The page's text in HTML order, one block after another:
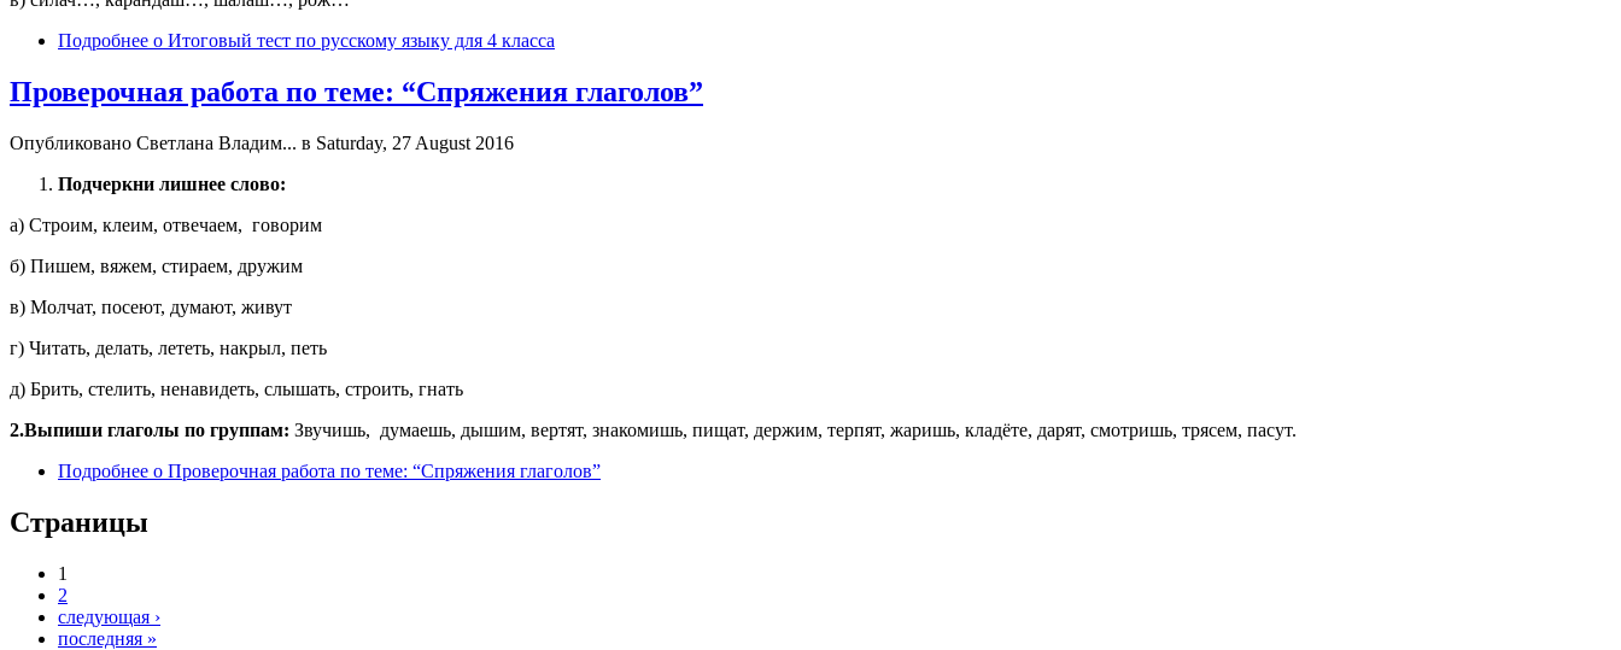
Подробнее о Итоговый тест по русскому языку для 4 класса
Проверочная работа по теме: “Спряжения глаголов”
Опубликовано Светлана Владим... в Saturday, 27 August 2016
Подчеркни лишнее слово:
а) Строим, клеим, отвечаем, говорим
б) Пишем, вяжем, стираем, дружим
в) Молчат, посеют, думают, живут
г) Читать, делать, лететь, накрыл, петь
д) Брить, стелить, ненавидеть, слышать, строить, гнать
2.Выпиши глаголы по группам: Звучишь, думаешь, дышим, вертят, знакомишь, пищат, держим, терпят, жаришь, кладёте, дарят, смотришь, трясем, пасут.
Подробнее о Проверочная работа по теме: “Спряжения глаголов”
Страницы
1
2
следующая ›
последняя »